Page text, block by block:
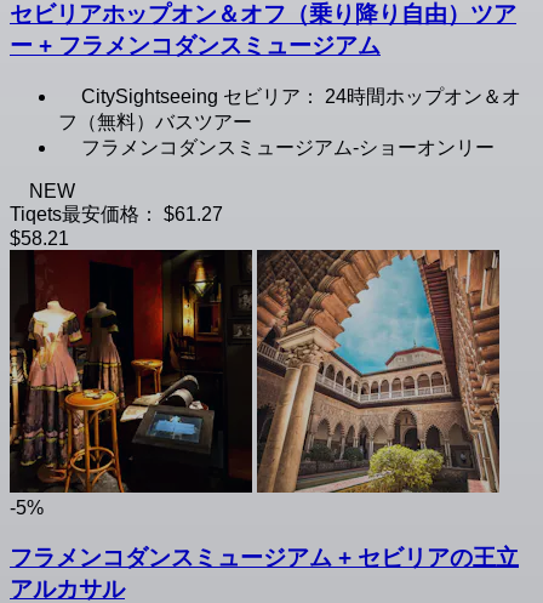
セビリアホップオン＆オフ（乗り降り自由）ツア
ー + フラメンコダンスミュージアム
CitySightseeing セビリア： 24時間ホップオン＆オ
フ（無料）バスツアー
フラメンコダンスミュージアム-ショーオンリー
NEW
Tiqets最安価格：
$61.27
$58.21
-5%
フラメンコダンスミュージアム + セビリアの王立
アルカサル